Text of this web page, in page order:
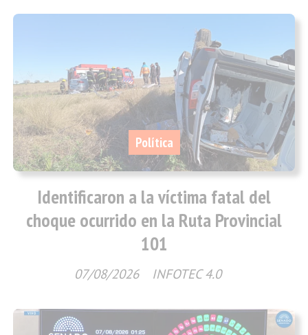
Identificaron a la víctima fatal del
choque ocurrido en la Ruta Provincial
101
INFOTEC 4.0
Política
07/08/2026